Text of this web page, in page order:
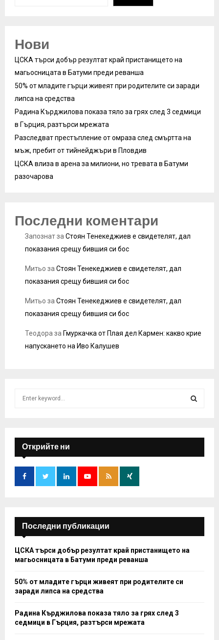
Нови
ЦСКА търси добър резултат край пристанището на
магьосницата в Батуми преди реванша
50% от младите гърци живеят при родителите си заради
липса на средства
Радина Кърджилова показа тяло за грях след 3 седмици
в Гърция, разтърси мрежата
Разследват престъпление от омраза след смъртта на
мъж, пребит от тийнейджъри в Пловдив
ЦСКА влиза в арена за милиони, но тревата в Батуми
разочарова
Последни коментари
Запознатза Стоян Тенекеджиев е свидетелят, дал
показания срещу бившия си бос
Митьо за Стоян Тенекеджиев е свидетелят, дал
показания срещу бившия си бос
Митьо за Стоян Тенекеджиев е свидетелят, дал
показания срещу бившия си бос
Теодора за Гмуркачка от Плая дел Кармен: какво крие
напускането на Иво Калушев
f
o
:
E
A
H
Открийте ни
Последни публикации
ЦСКА търси добър резултат край пристанището на
магьосницата в Батуми преди реванша
50% от младите гърци живеят при родителите си
заради липса на средства
Радина Кърджилова показа тяло за грях след 3
седмици в Гърция, разтърси мрежата